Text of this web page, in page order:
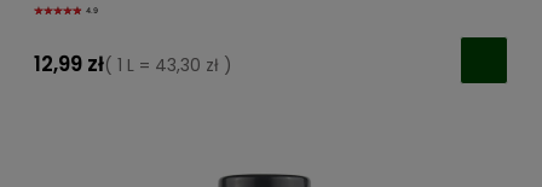
4.9
12,99 zł( 1 L = 43,30 zł )